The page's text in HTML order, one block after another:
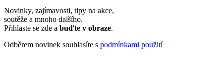
Novinky, zajímavosti, tipy na akce,
soutěže a mnoho dalšího.
Přihlaste se zde a buďte v obraze.
Odběrem novinek souhlasíte s podmínkami použití